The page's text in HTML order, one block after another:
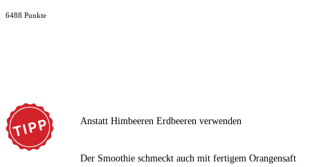
6488 Punkte
Anstatt Himbeeren Erdbeeren verwenden
Der Smoothie schmeckt auch mit fertigem Orangensaft